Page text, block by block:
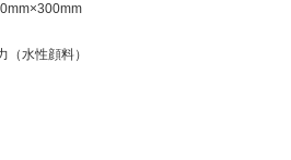
（水性顔料）